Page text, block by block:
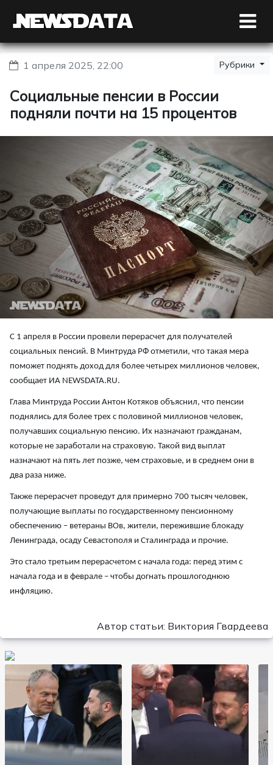
1 апреля 2025, 22:00 Рубрики
Социальные пенсии в России
подняли почти на 15 процентов
С 1 апреля в России провели перерасчет для получателей
социальных пенсий. В Минтруда РФ отметили, что такая мера
поможет поднять доход для более четырех миллионов человек,
сообщает ИА NEWSDATA.RU.
Глава Минтруда России Антон Котяков объяснил, что пенсии
поднялись для более трех с половиной миллионов человек,
получавших социальную пенсию. Их назначают гражданам,
которые не заработали на страховую. Такой вид выплат
назначают на пять лет позже, чем страховые, и в среднем они в
два раза ниже.
Также перерасчет проведут для примерно 700 тысяч человек,
получающие выплаты по государственному пенсионному
обеспечению – ветераны ВОв, жители, пережившие блокаду
Ленинграда, осаду Севастополя и Сталинграда и прочие.
Это стало третьим перерасчетом с начала года: перед этим с
начала года и в феврале – чтобы догнать прошлогоднюю
инфляцию.
Автор статьи: Виктория Гвардеева